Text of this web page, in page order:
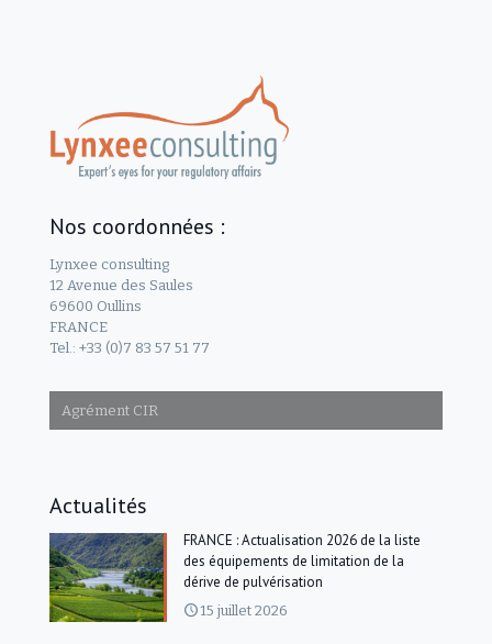
Nos coordonnées :
Lynxee consulting
12 Avenue des Saules
69600 Oullins
FRANCE
Tel.: +33 (0)7 83 57 51 77
Agrément CIR
Actualités
FRANCE : Actualisation 2026 de la liste
des équipements de limitation de la
dérive de pulvérisation
15 juillet 2026